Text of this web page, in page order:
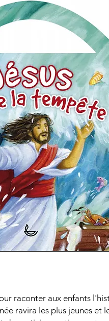
raconter aux enfants
ravira les plus jeunes et